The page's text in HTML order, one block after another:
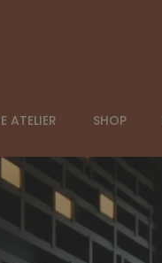
ATELIER SHOP